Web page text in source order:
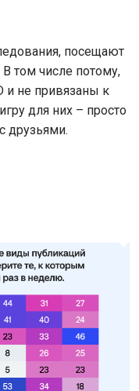
посещают
том числе потому,
и не привязаны к
для них – просто
друзьями.